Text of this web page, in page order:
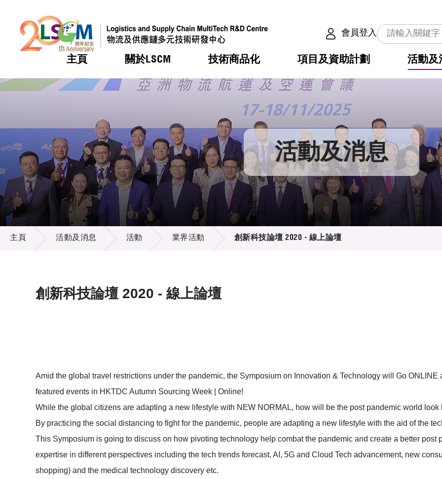
會員登入
主頁 關於LSCM
熱門 機構簡介
組織架構
組織架構
董事局
研究顧問
招標通告
技術商品化
熱門 服務
可獲授權之技術
應用於公共服務之創新技術
重點項目
項目及資助計劃
熱門 合作計劃
資助計劃
資助計劃
稅務優惠
申請
評審
徵求研發項目計劃書
項目資料庫
活動及
熱門 活動
獎項
新聞中心
媒體報導
新聞稿
資訊中心
多媒體
出版刊物
熱門 會籍及服務
會員列表
會員登入 活動及消息
活動及消息
主頁 活動及消息 活動 業界活動 創新科技論壇 2020 - 線上論壇
創新科技論壇 2020 - 線上論壇
Amid the global travel restrictions under the pandemic, the Symposium on Innovation & Technology will Go
featured events in HKTDC Autumn Sourcing Week | Online!
While the global citizens are adapting a new lifestyle with NEW NORMAL, how will be the post pandemic world look
By practicing the social distancing to fight for the pandemic, people are adapting a new lifestyle with the aid of the
This Symposium is going to discuss on how pivoting technology help combat the pandemic and create a better
expertise in different perspectives including the tech trends forecast, AI, 5G and Cloud Tech advancement, new
shopping) and the medical technology discovery etc.